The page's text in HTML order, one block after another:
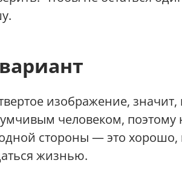
изображение, значит,
человеком, поэтому
стороны — это хорошо,
жизнью.